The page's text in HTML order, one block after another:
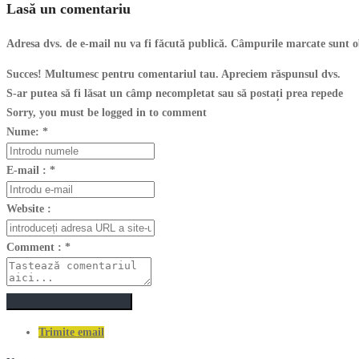
Lasă un comentariu
Adresa dvs. de e-mail nu va fi făcută publică. Câmpurile marcate sunt
Succes! Multumesc pentru comentariul tau. Apreciem răspunsul dvs.
S-ar putea să fi lăsat un câmp necompletat sau să postați prea repede
Sorry, you must be logged in to comment
Nume: *
E-mail : *
Website :
Comment : *
Trimite email